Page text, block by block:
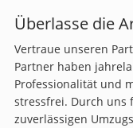
Überlasse die
Vertraue unseren
Partner haben
Professionalität und
stressfrei. Durch uns
zuverlässigen